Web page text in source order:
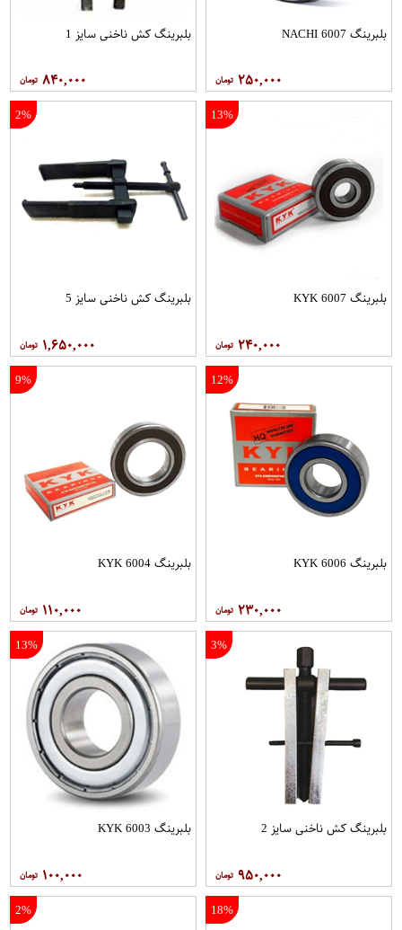
بلبرینگ 6007 NACHI
۲۵۰,۰۰۰
بلبرینگ کش ناخنی سایز 1
۸۴۰,۰۰۰
13%
بلبرینگ 6007 KYK
۲۴۰,۰۰۰
2%
بلبرینگ کش ناخنی سایز 5
۱,۶۵۰,۰۰۰
12%
بلبرینگ 6006 KYK
۲۳۰,۰۰۰
9%
بلبرینگ 6004 KYK
۱۱۰,۰۰۰
3%
بلبرینگ کش ناخنی سایز 2
۹۵۰,۰۰۰
13%
بلبرینگ 6003 KYK
۱۰۰,۰۰۰
18%
2%